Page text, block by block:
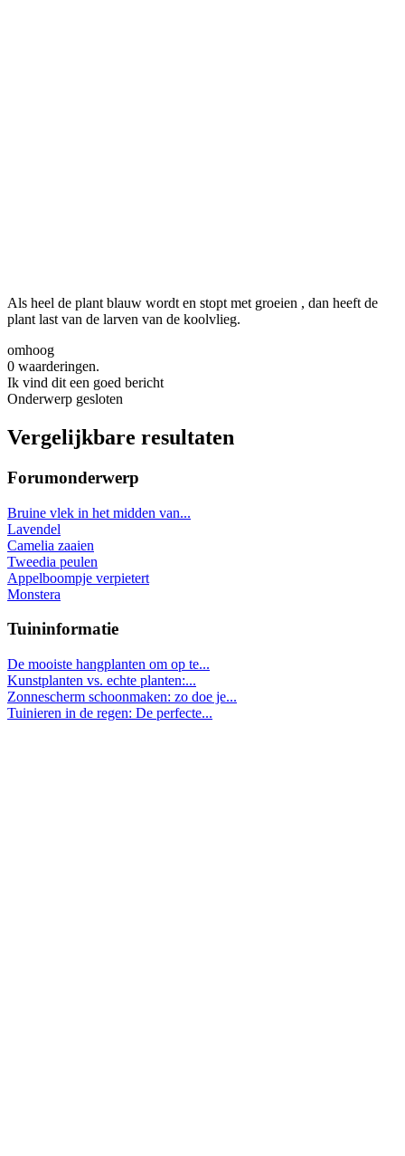
Als heel de plant blauw wordt en stopt met groeien , dan heeft de
plant last van de larven van de koolvlieg.
omhoog
0 waarderingen.
Ik vind dit een goed bericht
Onderwerp gesloten
Vergelijkbare resultaten
Forumonderwerp
Bruine vlek in het midden van...
Lavendel
Camelia zaaien
Tweedia peulen
Appelboompje verpietert
Monstera
Tuininformatie
De mooiste hangplanten om op te...
Kunstplanten vs. echte planten:...
Zonnescherm schoonmaken: zo doe je...
Tuinieren in de regen: De perfecte...